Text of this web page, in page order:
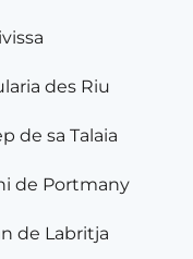
des Riu
de sa Talaia
de Portmany
de Labritja